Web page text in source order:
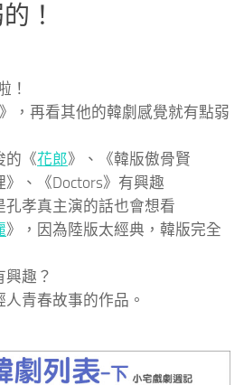
！
！
，再看其他的韓劇感覺就有點弱
的《花郎》、《韓版傲骨賢
、《Doctors》有興趣
孔孝真主演的話也會想看
》，因為陸版太經典，韓版完全
趣？
青春故事的作品。